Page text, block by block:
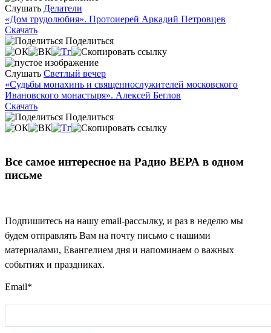
Слушать Делатели
«Дом трудолюбия». Протоиерей Аркадий Петровцев
Скачать
Поделиться
Слушать Светлый вечер
«Судьбы монахинь и священнослужителей московского
Ивановского монастыря». Алексей Беглов
Скачать
Поделиться
Все самое интересное на Радио ВЕРА в одном
письме
Подпишитесь на нашу email-рассылку, и раз в неделю мы
будем отправлять Вам на почту письмо с нашими
материалами, Евангелием дня и напоминаем о важных
событиях и праздниках.
Email*